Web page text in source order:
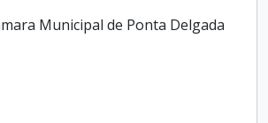
Municipal de Ponta Delgada